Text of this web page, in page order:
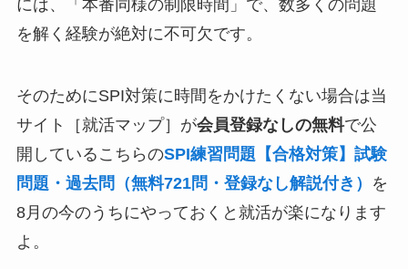
には、「本番同様の制限時間」で、数多くの問題
を解く経験が絶対に不可欠です。
そのためにSPI対策に時間をかけたくない場合は当
サイト［就活マップ］が会員登録なしの無料で公
開しているこちらのSPI練習問題【合格対策】試験
問題・過去問（無料721問・登録なし解説付き）
を
8月の今のうちにやっておくと就活が楽になります
よ。